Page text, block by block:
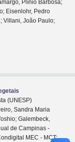
Plínio Barbosa;
Eisenlohr, Pedro
Villani, João Paulo;
(UNESP)
Sandra Maria
Galembeck,
de Campinas -
MEC - MCT;